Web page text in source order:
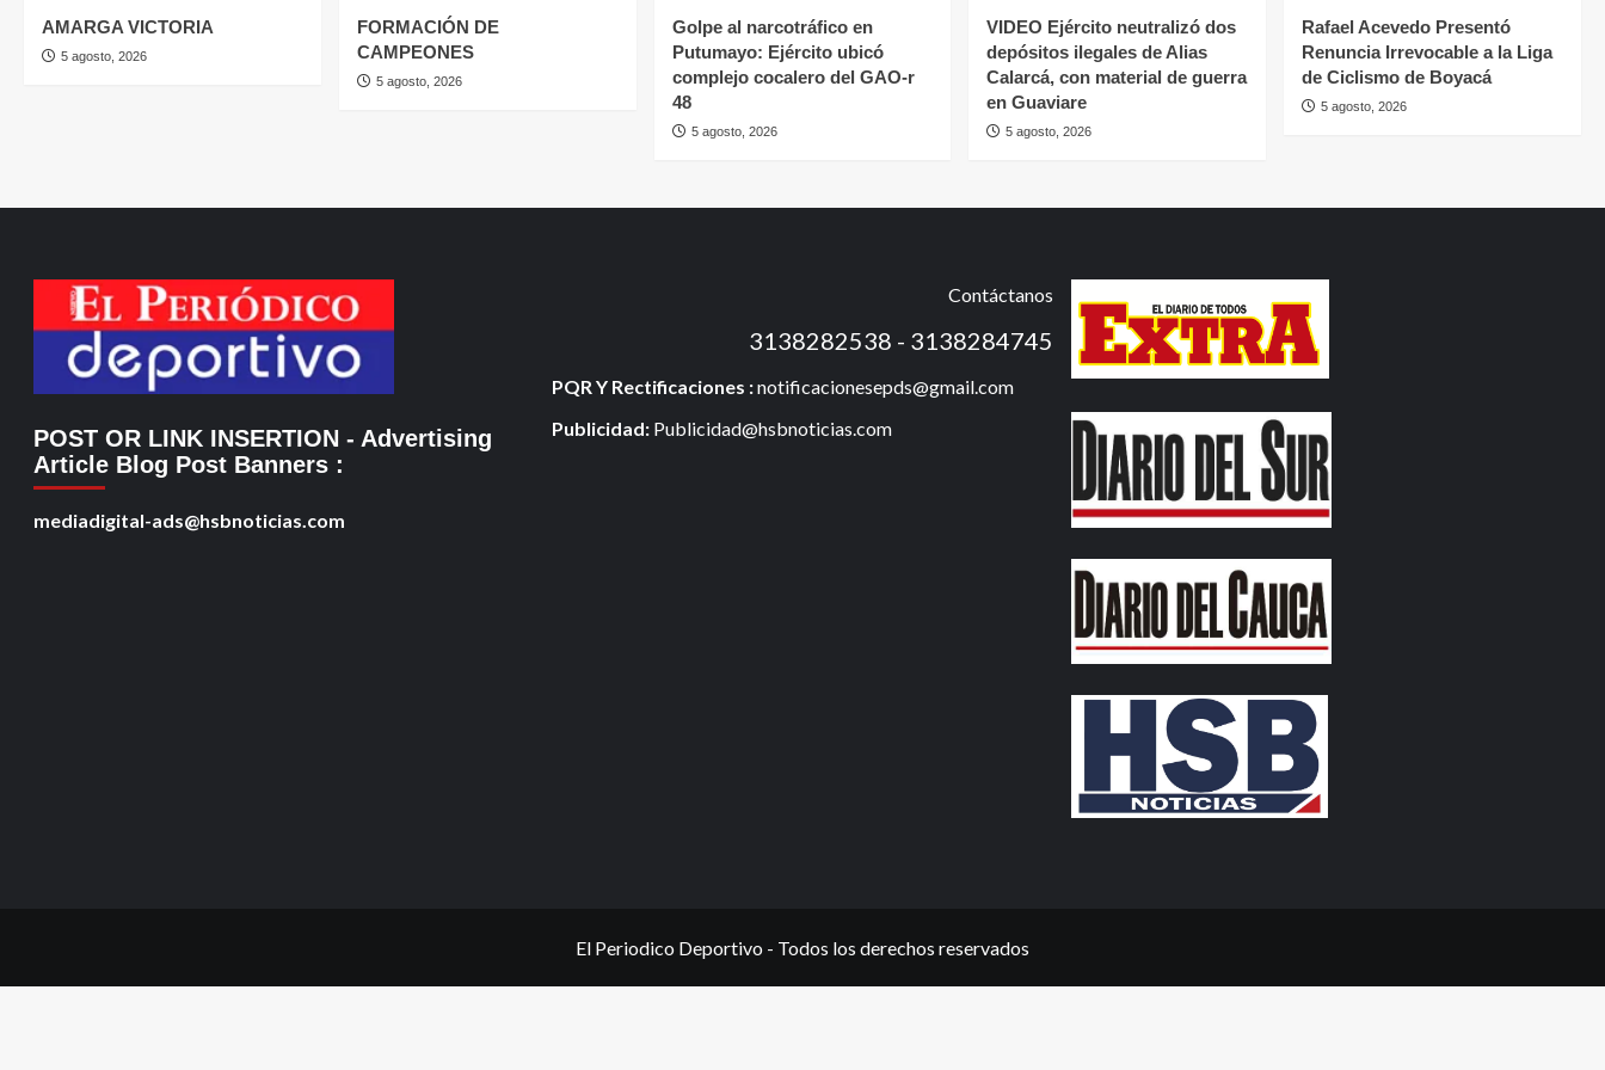
AMARGA VICTORIA
5 agosto, 2026
FORMACIÓN DE
CAMPEONES
5 agosto, 2026
Golpe al narcotráfico en
Putumayo: Ejército ubicó
complejo cocalero del GAO-r
48
5 agosto, 2026
VIDEO Ejército neutralizó dos
depósitos ilegales de Alias
Calarcá, con material de guerra
en Guaviare
5 agosto, 2026
Rafael Acevedo Presentó
Renuncia Irrevocable a la Liga
de Ciclismo de Boyacá
5 agosto, 2026
POST OR LINK INSERTION - Advertising
Article Blog Post Banners :
mediadigital-ads@hsbnoticias.com
Contáctanos
3138282538 - 3138284745
PQR Y Rectificaciones :notificacionesepds@gmail.com
Publicidad: Publicidad@hsbnoticias.com